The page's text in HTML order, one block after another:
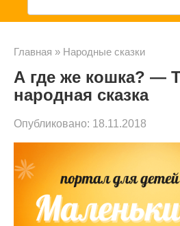
с
Главная » Народные сказки
А где же кошка? —
народная сказка
Опубликовано: 18.11.2018